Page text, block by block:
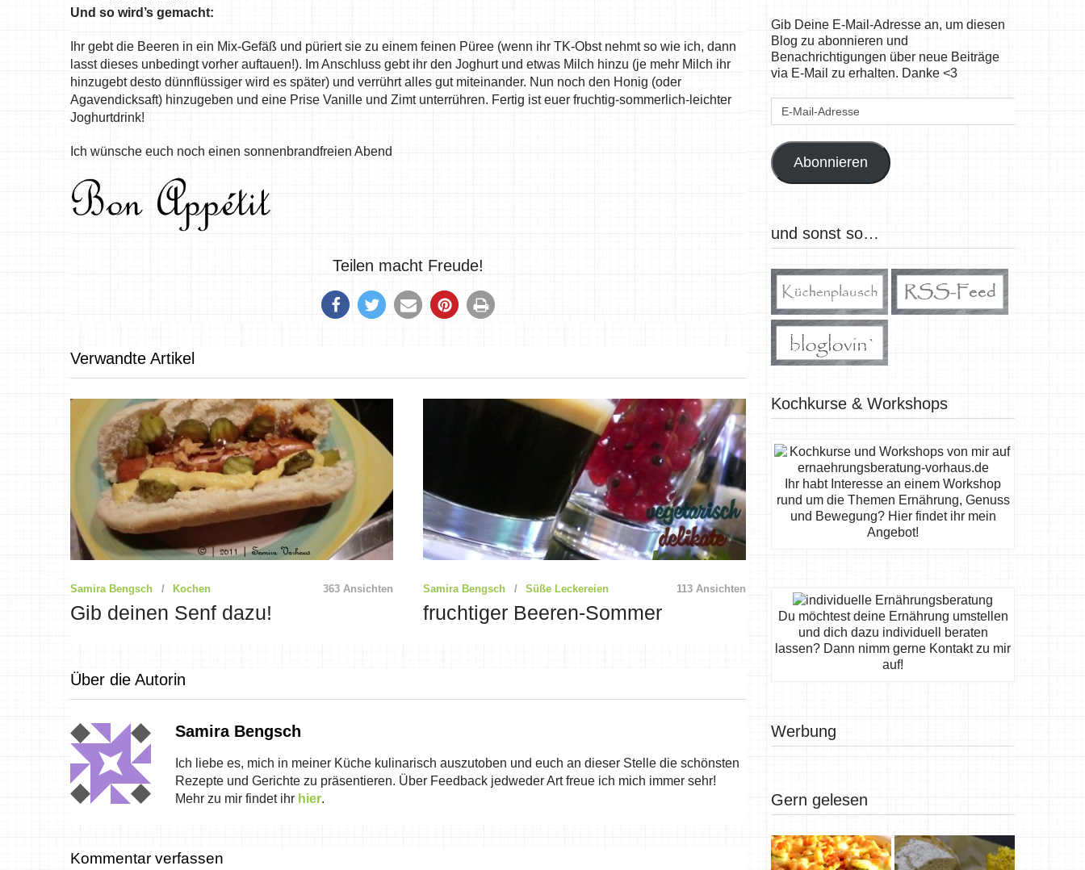
Und so wird’s gemacht:
Ihr gebt die Beeren in ein Mix-Gefäß und püriert sie zu einem feinen Püree (wenn ihr TK-Obst nehmt so wie ich, dann
lasst dieses unbedingt vorher auftauen!). Im Anschluss gebt ihr den Joghurt und etwas Milch hinzu (je mehr Milch ihr
hinzugebt desto dünnflüssiger wird es später) und verrührt alles gut miteinander. Nun noch den Honig (oder
Agavendicksaft) hinzugeben und eine Prise Vanille und Zimt unterrühren. Fertig ist euer fruchtig-sommerlich-leichter
Joghurtdrink!
Ich wünsche euch noch einen sonnenbrandfreien Abend
Teilen macht Freude!
Verwandte Artikel
Samira Bengsch Kochen 363 Ansichten
Gib deinen Senf dazu!
Samira Bengsch Süße Leckereien 113 Ansichten
fruchtiger Beeren-Sommer
Über die Autorin
Samira Bengsch
Ich liebe es, mich in meiner Küche kulinarisch auszutoben und euch an dieser Stelle die schönsten
Rezepte und Gerichte zu präsentieren. Über Feedback jedweder Art freue ich mich immer sehr!
Mehr zu mir findet ihr hier.
Kommentar verfassen
Gib Deine E-Mail-Adresse an, um diesen
Blog zu abonnieren und
Benachrichtigungen über neue Beiträge
via E-Mail zu erhalten. Danke <3
E-
Abonnieren
und sonst so…
Kochkurse & Workshops
Ihr habt Interesse an einem Workshop
rund um die Themen Ernährung, Genuss
und Bewegung? Hier findet ihr mein
Angebot!
Du möchtest deine Ernährung umstellen
und dich dazu individuell beraten
lassen? Dann nimm gerne Kontakt zu mir
auf!
Werbung
Gern gelesen